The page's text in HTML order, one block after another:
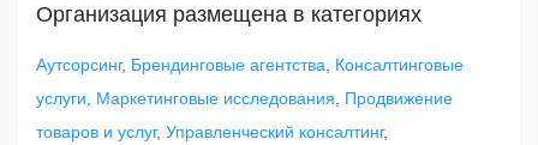
Организация размещена в категориях
Аутсорсинг, Брендинговые агентства
Консалтинговые
услуги
Маркетинговые исследования
Продвижение
товаров и услуг, Управленческий консалтинг,